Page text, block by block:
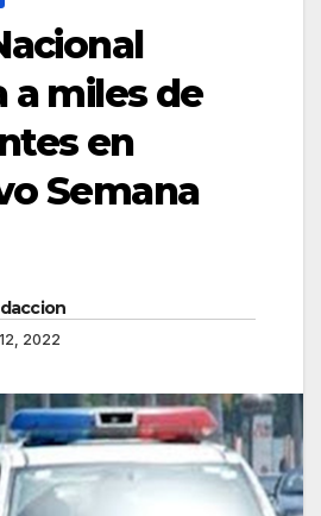
a miles de
en
Semana
2022